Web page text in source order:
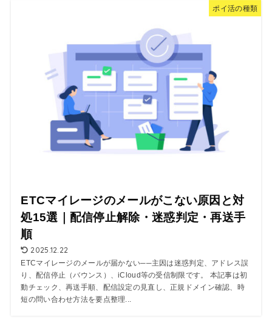
ポイ活の種類
ETCマイレージのメールがこない原因と対
処15選｜配信停止解除・迷惑判定・再送手
順
2025.12.22
ETCマイレージのメールが届かない──主因は迷惑判定、アドレス誤
り、配信停止（バウンス）、iCloud等の受信制限です。 本記事は初
動チェック、再送手順、配信設定の見直し、正規ドメイン確認、時
短の問い合わせ方法を要点整理...